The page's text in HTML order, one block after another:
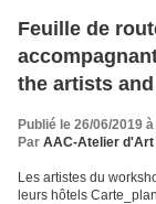
Feuille de
the artists
Publié le 26/06/2019
Par AAC-Atelier
Les artistes du
leurs hôtels